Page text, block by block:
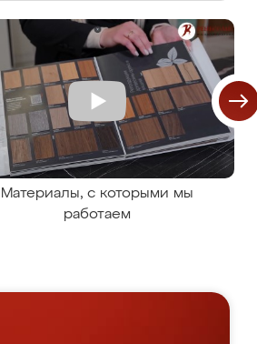
Материалы, с которыми мы
работаем